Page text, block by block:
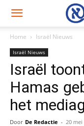
Home Israël Nieuws
Israël Nieuws
Israël
Hamas
het
Door De Redactie - 20 mei